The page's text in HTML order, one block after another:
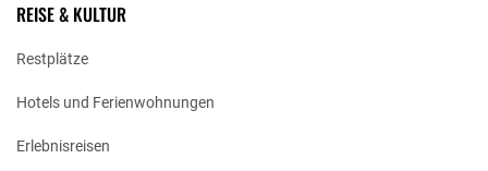
REISE & KULTUR
Restplätze
Hotels und Ferienwohnungen
Erlebnisreisen